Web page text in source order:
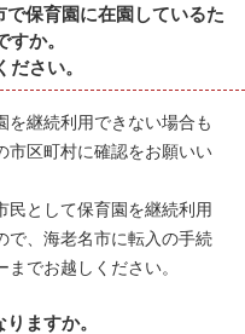
保育園に在園しているた
か。
さい。
継続利用できない場合も
市区町村に確認をお願いい
として保育園を継続利用
で、海老名市に転入の手続
でお越しください。
ますか。